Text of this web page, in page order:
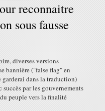
reconnaitre
sous fausse
diverses versions
bannière ("false flag" en
garderai dans la traduction)
par les gouvernements
peuple vers la finalité